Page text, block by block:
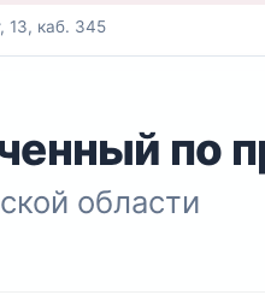
13, каб. 345
по
области